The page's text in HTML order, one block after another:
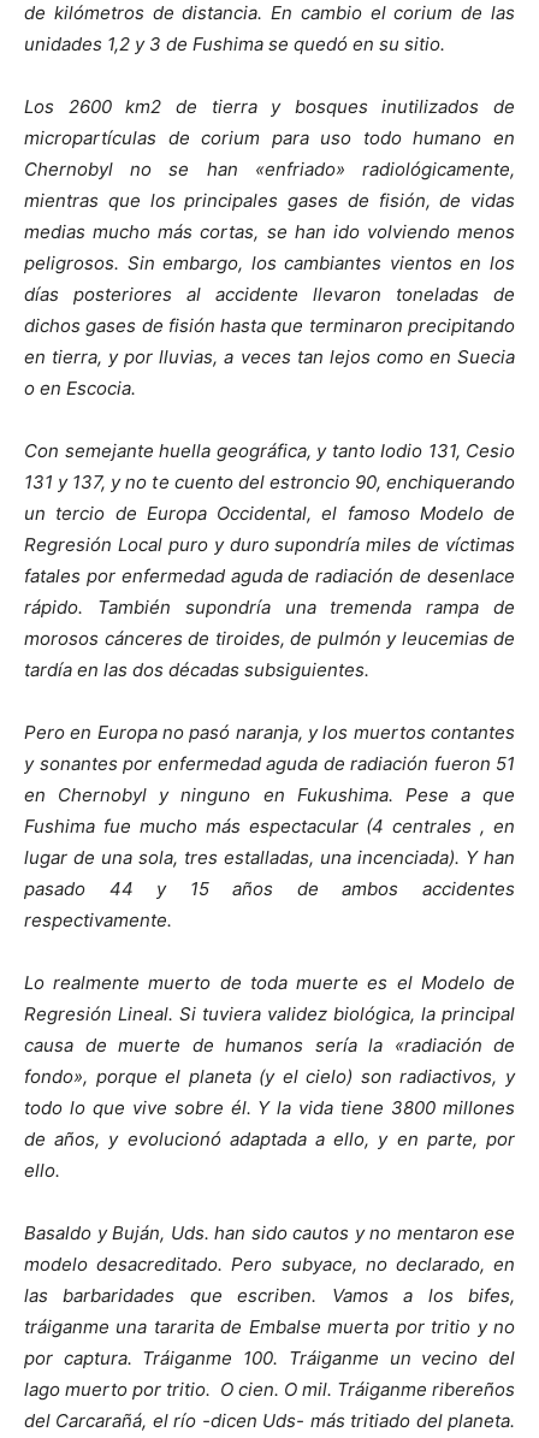
de kilómetros de distancia. En cambio el corium de las
unidades 1,2 y 3 de Fushima se quedó en su sitio.
Los 2600 km2 de tierra y bosques inutilizados de
micropartículas de corium para uso todo humano en
Chernobyl no se han «enfriado» radiológicamente,
mientras que los principales gases de fisión, de vidas
medias mucho más cortas, se han ido volviendo menos
peligrosos. Sin embargo, los cambiantes vientos en los
días posteriores al accidente llevaron toneladas de
dichos gases de fisión hasta que terminaron precipitando
en tierra, y por lluvias, a veces tan lejos como en Suecia
o en Escocia.
Con semejante huella geográfica, y tanto Iodio 131, Cesio
131 y 137, y no te cuento del estroncio 90, enchiquerando
un tercio de Europa Occidental, el famoso Modelo de
Regresión Local puro y duro supondría miles de víctimas
fatales por enfermedad aguda de radiación de desenlace
rápido. También supondría una tremenda rampa de
morosos cánceres de tiroides, de pulmón y leucemias de
tardía en las dos décadas subsiguientes.
Pero en Europa no pasó naranja, y los muertos contantes
y sonantes por enfermedad aguda de radiación fueron 51
en Chernobyl y ninguno en Fukushima. Pese a que
Fushima fue mucho más espectacular (4 centrales , en
lugar de una sola, tres estalladas, una incenciada). Y han
pasado 44 y 15 años de ambos accidentes
respectivamente.
Lo realmente muerto de toda muerte es el Modelo de
Regresión Lineal. Si tuviera validez biológica, la principal
causa de muerte de humanos sería la «radiación de
fondo», porque el planeta (y el cielo) son radiactivos, y
todo lo que vive sobre él. Y la vida tiene 3800 millones
de años, y evolucionó adaptada a ello, y en parte, por
ello.
Basaldo y Buján, Uds. han sido cautos y no mentaron ese
modelo desacreditado. Pero subyace, no declarado, en
las barbaridades que escriben. Vamos a los bifes,
tráiganme una tararita de Embalse muerta por tritio y no
por captura. Tráiganme 100. Tráiganme un vecino del
lago muerto por tritio. O cien. O mil. Tráiganme ribereños
del Carcarañá, el río -dicen Uds- más tritiado del planeta.